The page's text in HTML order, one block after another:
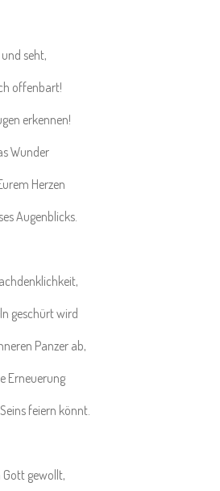
seht,
offenbart!
erkennen!
Wunder
Herzen
Augenblicks.
geschürt wird
Panzer ab,
Erneuerung
feiern könnt.
Gott gewollt,